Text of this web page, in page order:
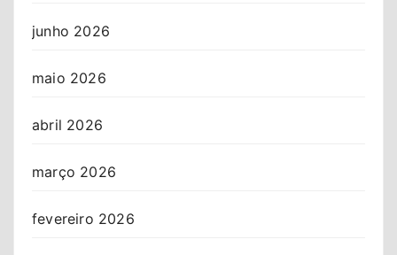
junho 2026
maio 2026
abril 2026
março 2026
fevereiro 2026